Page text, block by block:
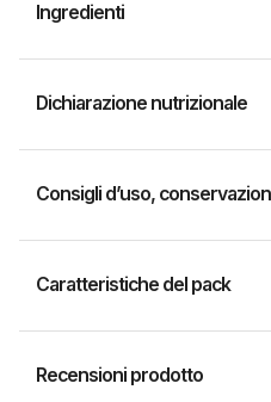
Ingredienti
Dichiarazione nutrizionale
Consigli d’uso,
Caratteristiche del pack
Recensioni prodotto